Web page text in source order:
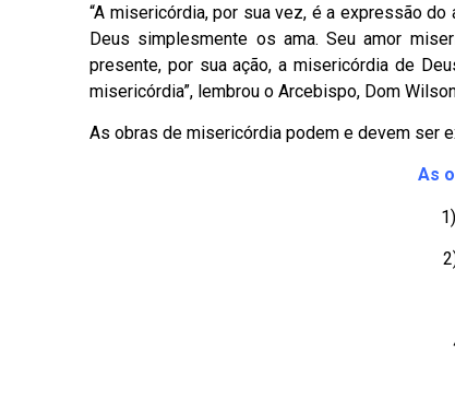
“A misericórdia, por sua vez, é a expressão
Deus simplesmente os ama. Seu amor
presente, por sua ação, a misericórdia de
misericórdia”, lembrou o Arcebispo, Dom
As obras de misericórdia podem e devem ser
As